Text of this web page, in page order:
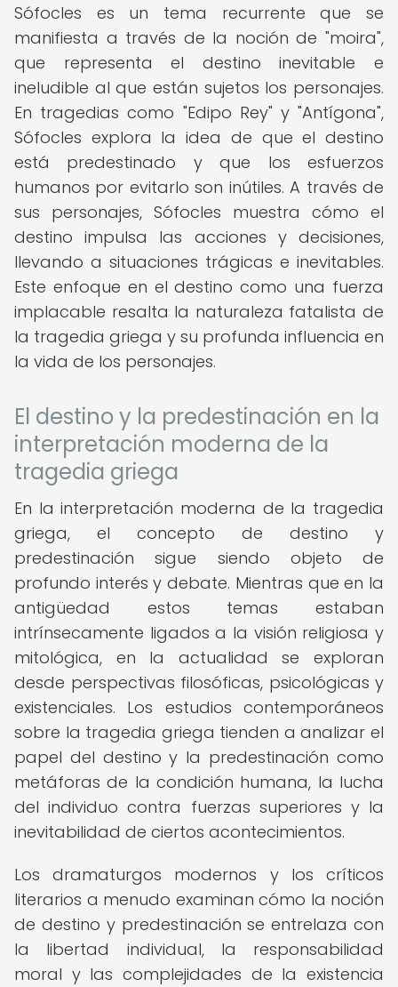
Sófocles es un tema recurrente que se
manifiesta a través de la noción de "moira",
que representa el destino inevitable e
ineludible al que están sujetos los personajes.
En tragedias como "Edipo Rey" y "Antígona",
Sófocles explora la idea de que el destino
está predestinado y que los esfuerzos
humanos por evitarlo son inútiles. A través de
sus personajes, Sófocles muestra cómo el
destino impulsa las acciones y decisiones,
llevando a situaciones trágicas e inevitables.
Este enfoque en el destino como una fuerza
implacable resalta la naturaleza fatalista de
la tragedia griega y su profunda influencia en
la vida de los personajes.
El destino y la predestinación en la
interpretación moderna de la
tragedia griega
En la interpretación moderna de la tragedia
griega, el concepto de destino y
predestinación sigue siendo objeto de
profundo interés y debate. Mientras que en la
antigüedad estos temas estaban
intrínsecamente ligados a la visión religiosa y
mitológica, en la actualidad se exploran
desde perspectivas filosóficas, psicológicas y
existenciales. Los estudios contemporáneos
sobre la tragedia griega tienden a analizar el
papel del destino y la predestinación como
metáforas de la condición humana, la lucha
del individuo contra fuerzas superiores y la
inevitabilidad de ciertos acontecimientos.
Los dramaturgos modernos y los críticos
literarios a menudo examinan cómo la noción
de destino y predestinación se entrelaza con
la libertad individual, la responsabilidad
moral y las complejidades de la existencia